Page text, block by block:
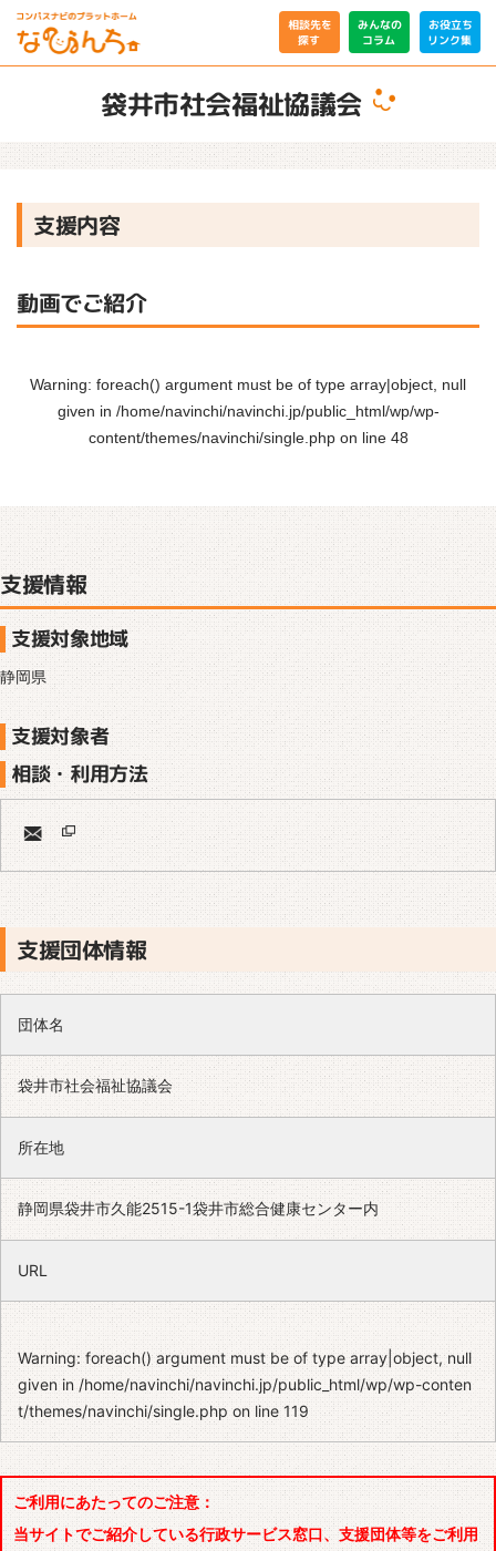
相談先を
探す
みんなの
コラム
お役立ち
リンク集
袋井市社会福祉協議会
支援内容
動画でご紹介
Warning: foreach() argument must be of type array|object, null
given in /home/navinchi/navinchi.jp/public_html/wp/wp-
content/themes/navinchi/single.phpon line 48
支援情報
支援対象地域
静岡県
支援対象者
相談・利用方法
支援団体情報
団体名
袋井市社会福祉協議会
所在地
静岡県袋井市久能2515-1袋井市総合健康センター内
URL
Warning: foreach() argument must be of type array|object, null
given in/home/navinchi/navinchi.jp/public_html/wp/wp-conten
t/themes/navinchi/single.php on line119
ご利用にあたってのご注意：
当サイトでご紹介している行政サービス窓口、支援団体等をご利用